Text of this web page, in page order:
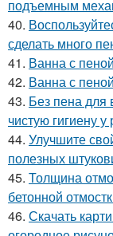
подъемным
40.
сделать много
41. Ванна с
42. Ванна с
43. Без пена для
чистую гигиену у
44. Улучшите
полезных
45. Толщина
бетонной
46. Скачать